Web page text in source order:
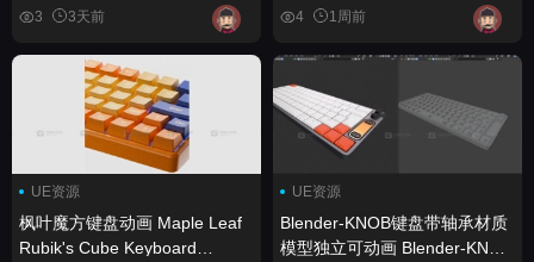
3 3天前 4 1周前
UE资源
枫叶魔方键盘动画 Maple Leaf
Rubik's Cube Keyboard
UE资源
Blender-KNOB键盘带轴承材质
模型独立可动画 Blender-KNOB